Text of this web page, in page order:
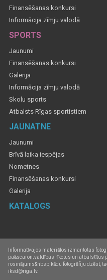
Finansēšanas konkursi
Informācija zīmju valodā
SPORTS
Jaunumi
Finansēšanas konkursi
Galerija
Informācija zīmju valodā
Skolu sports
Atbalsts Rīgas sportistiem
JAUNATNE
Jaunumi
Brīvā laika iespējas
Nometnes
Finansēšanas konkursi
Galerija
KATALOGS
Informatīvajos materiālos izmantotas
pa&scaron;valdības rīkotus un atbalstītus
rosinājums&nbsp;kādu fotogrāfiju dzēst,
iksd@riga.lv.